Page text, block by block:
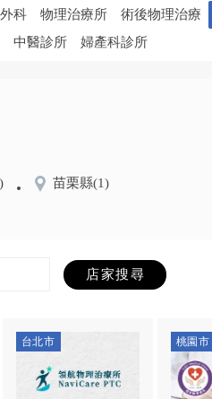
科 物理治療所 術後物理治療
中醫診所 婦產科診所
苗栗縣(1)
台北市 桃園市